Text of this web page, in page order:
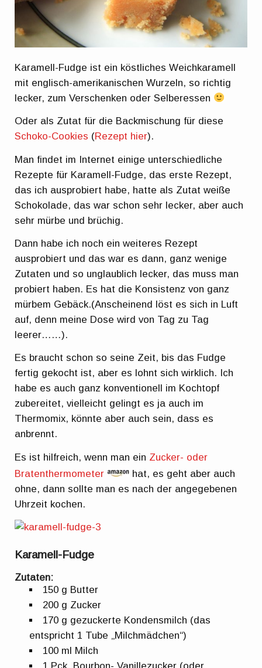
Karamell-Fudge ist ein köstliches Weichkaramell
mit englisch-amerikanischen Wurzeln, so richtig
lecker, zum Verschenken oder Selberessen
Oder als Zutat für die Backmischung für diese
Schoko-Cookies (Rezept hier).
Man findet im Internet einige unterschiedliche
Rezepte für Karamell-Fudge, das erste Rezept,
das ich ausprobiert habe, hatte als Zutat weiße
Schokolade, das war schon sehr lecker, aber auch
sehr mürbe und brüchig.
Dann habe ich noch ein weiteres Rezept
ausprobiert und das war es dann, ganz wenige
Zutaten und so unglaublich lecker, das muss man
probiert haben. Es hat die Konsistenz von ganz
mürbem Gebäck.(Anscheinend löst es sich in Luft
auf, denn meine Dose wird von Tag zu Tag
leerer……).
Es braucht schon so seine Zeit, bis das Fudge
fertig gekocht ist, aber es lohnt sich wirklich. Ich
habe es auch ganz konventionell im Kochtopf
zubereitet, vielleicht gelingt es ja auch im
Thermomix, könnte aber auch sein, dass es
anbrennt.
Es ist hilfreich, wenn man ein Zucker- oder
Bratenthermometer
hat, es geht aber auch
ohne, dann sollte man es nach der angegebenen
Uhrzeit kochen.
Karamell-Fudge
Zutaten:
150 g Butter
200 g Zucker
170 g gezuckerte Kondensmilch (das
entspricht 1 Tube „Milchmädchen“)
100 ml Milch